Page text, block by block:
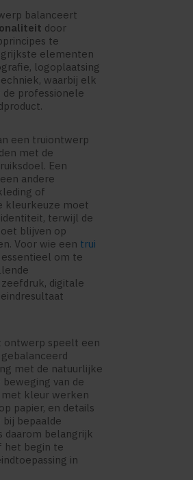
balanceert
door
te
elementen
logoplaatsing
waarbij elk
professionele
een truiontwerp
met de
Een
andere
of
kleurkeuze moet
terwijl de
blijven op
Voor wie een trui
om te
digitale
ontwerp speelt een
met de natuurlijke
van de
met kleur werken
papier, en details
bepaalde
daarom belangrijk
het begin te
in